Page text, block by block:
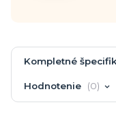
Kompletné
Hodnotenie 0